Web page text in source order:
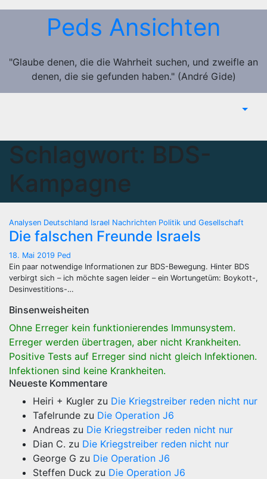
Zum
Peds Ansichten
"Glaube denen, die die Wahrheit suchen, und zweifle an
denen, die sie gefunden haben." (André Gide)
Schlagwort: BDS-
Kampagne
Analysen Deutschland Israel Nachrichten Politik und Gesellschaft
Die falschen Freunde Israels
18. Mai 2019 Ped
Ein paar notwendige Informationen zur BDS-Bewegung. Hinter BDS
verbirgt sich – ich möchte sagen leider – ein Wortungetüm: Boykott-,
Desinvestitions-…
Binsenweisheiten
Ohne Erreger kein funktionierendes Immunsystem.
Erreger werden übertragen, aber nicht Krankheiten.
Positive Tests auf Erreger sind nicht gleich Infektionen.
Infektionen sind keine Krankheiten.
Neueste Kommentare
Heiri + Kugler zu Die Kriegstreiber reden nicht nur
Tafelrunde zu Die Operation J6
Andreas zu Die Kriegstreiber reden nicht nur
Dian C. zu Die Kriegstreiber reden nicht nur
George G zu Die Operation J6
Steffen Duck zu Die Operation J6